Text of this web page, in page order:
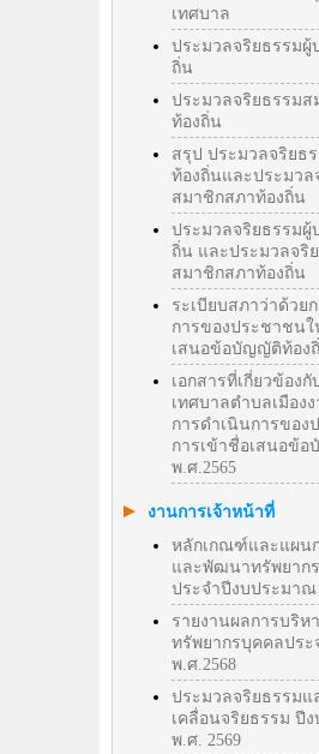
เทศบาล
ประมวลจริยธรรมผู้
ถิ่น
ประมวลจริยธรรมส
ท้องถิ่น
สรุป ประมวลจริยธ
ท้องถิ่นและประมวล
สมาชิกสภาท้องถิ่น
ประมวลจริยธรรมผู้
ถิ่น และประมวลจริ
สมาชิกสภาท้องถิ่น
ระเบียบสภาว่าด้วย
การของประชาชนใ
เสนอข้อบัญญัติท้อง
เอกสารที่เกี่ยวข้องกั
เทศบาลตำบลเมือง
การดำเนินการของ
การเข้าชื่อเสนอข้
พ.ศ.2565
งานการเจ้าหน้าที่
หลักเกณฑ์และแผน
และพัฒนาทรัพยาก
ประจำปีงบประมาณ
รายงานผลการบริ
ทรัพยากรบุคคลประ
พ.ศ.2568
ประมวลจริยธรรมแ
เคลื่อนจริยธรรม ปี
พ.ศ. 2569